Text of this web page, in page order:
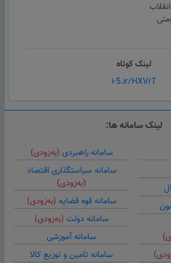
لینک کوتاه
i-5.ir/HXVrT
لینک سامانه ها:
سامانه راهبردی (به‌زودی)
سامانه سیاستگذاری اقتصاد
(به‌زودی)
سامانه قوه قضایه (به‌زودی)
سامانه دولت (به‌زودی)
سامانه آموزشی
سامانه تامین و توزیع کالا